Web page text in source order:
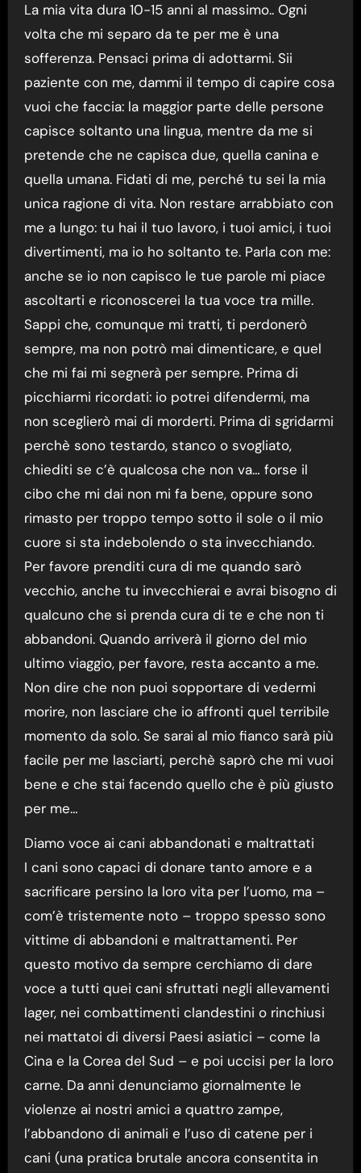
La mia vita dura 10-15 anni al massimo.. Ogni
volta che mi separo da te per me è una
sofferenza. Pensaci prima di adottarmi. Sii
paziente con me, dammi il tempo di capire cosa
vuoi che faccia: la maggior parte delle persone
capisce soltanto una lingua, mentre da me si
pretende che ne capisca due, quella canina e
quella umana. Fidati di me, perché tu sei la mia
unica ragione di vita. Non restare arrabbiato con
me a lungo: tu hai il tuo lavoro, i tuoi amici, i tuoi
divertimenti, ma io ho soltanto te. Parla con me:
anche se io non capisco le tue parole mi piace
ascoltarti e riconoscerei la tua voce tra mille.
Sappi che, comunque mi tratti, ti perdonerò
sempre, ma non potrò mai dimenticare, e quel
che mi fai mi segnerà per sempre. Prima di
picchiarmi ricordati: io potrei difendermi, ma
non sceglierò mai di morderti. Prima di sgridarmi
perchè sono testardo, stanco o svogliato,
chiediti se c’è qualcosa che non va… forse il
cibo che mi dai non mi fa bene, oppure sono
rimasto per troppo tempo sotto il sole o il mio
cuore si sta indebolendo o sta invecchiando.
Per favore prenditi cura di me quando sarò
vecchio, anche tu invecchierai e avrai bisogno di
qualcuno che si prenda cura di te e che non ti
abbandoni. Quando arriverà il giorno del mio
ultimo viaggio, per favore, resta accanto a me.
Non dire che non puoi sopportare di vedermi
morire, non lasciare che io affronti quel terribile
momento da solo. Se sarai al mio fianco sarà più
facile per me lasciarti, perchè saprò che mi vuoi
bene e che stai facendo quello che è più giusto
per me…
Diamo voce ai cani abbandonati e maltrattati
I cani sono capaci di donare tanto amore e a
sacrificare persino la loro vita per l’uomo, ma –
com’è tristemente noto – troppo spesso sono
vittime di abbandoni e maltrattamenti. Per
questo motivo da sempre cerchiamo di dare
voce a tutti quei cani sfruttati negli allevamenti
lager, nei combattimenti clandestini o rinchiusi
nei mattatoi di diversi Paesi asiatici – come la
Cina e la Corea del Sud – e poi uccisi per la loro
carne. Da anni denunciamo giornalmente le
violenze ai nostri amici a quattro zampe,
l’abbandono di animali e l’uso di catene per i
cani (una pratica brutale ancora consentita in